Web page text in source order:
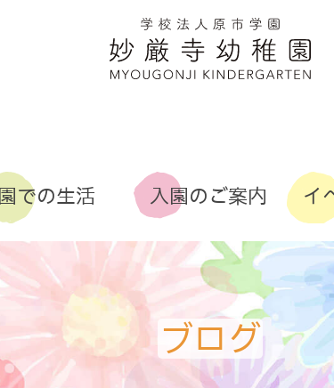
園での生活 入園のご案内 イ
(わ
ブログ